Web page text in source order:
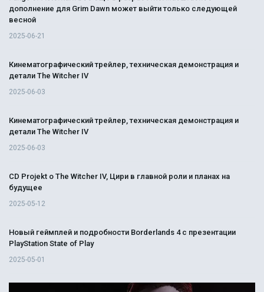
дополнение для Grim Dawn может выйти только следующей
весной
2025-06-21
Кинематографический трейлер, техническая демонстрация и
детали The Witcher IV
2025-06-03
Кинематографический трейлер, техническая демонстрация и
детали The Witcher IV
2025-06-03
CD Projekt о The Witcher IV, Цири в главной роли и планах на
будущее
2025-05-12
Новый геймплей и подробности Borderlands 4 с презентации
PlayStation State of Play
2025-05-01